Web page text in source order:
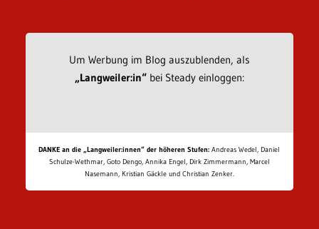
Um Werbung im Blog auszublenden, als
„Langweiler:in“bei Steady einloggen:
DANKE an die „Langweiler:innen“ der höheren Stufen: Andreas Wedel, Daniel
Schulze-Wethmar, Goto Dengo, Annika Engel, Dirk Zimmermann, Marcel
Nasemann, Kristian Gäckle und Christian Zenker.